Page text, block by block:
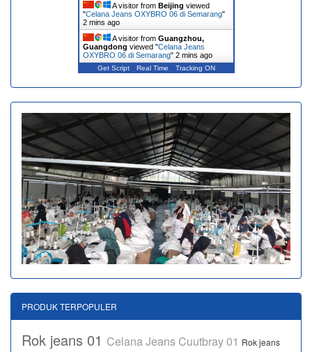
A visitor from Beijing viewed
"Celana Jeans OXYBRO 06 di Semarang"
2 mins ago
A visitor from Guangzhou,
Guangdong viewed "Celana Jeans
OXYBRO 06 di Semarang" 2 mins ago
Get Script Real Time Tracking ON
PRODUK TERPOPULER
Rok jeans 01 Celana Jeans Cuutbray 01 Rok jeans